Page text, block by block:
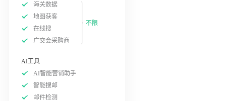
海关数据
地图获客
在线搜
广交会采购商
不限
AI工具
AI智能营销助手
智能搜邮
邮件检测